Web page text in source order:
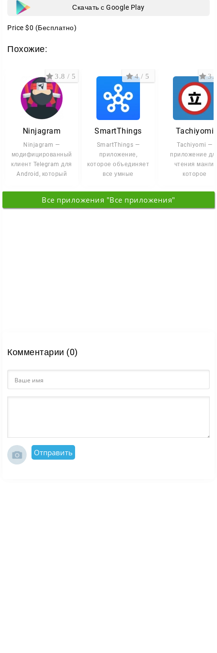
Скачать с Google Play
Price $0 (Бесплатно)
Похожие:
Ninjagram
Ninjagram —
модифицированный
клиент Telegram для
Android, который
настроек
3.8 / 5
SmartThings
SmartThings —
приложение,
которое объединяет
все умные
одну систему и
управляет
4 / 5
Tachiyomi
Tachiyomi —
приложение
чтения манги,
которое
ваши
Здесь вы
Все приложения "Все приложения"
Комментарии (0)
Отправить